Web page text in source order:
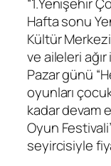
Hafta sonu
Kültür
ve aileleri
Pazar günü
oyunları
kadar devam
Oyun
seyircisiyle